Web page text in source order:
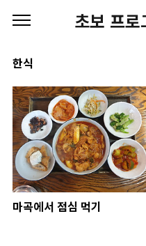
초보 프
한식
마곡에서 점심 먹기